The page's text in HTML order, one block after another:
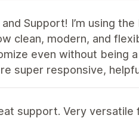
Support! I’m using
clean, modern, and
even without being
super responsive,
support. Very